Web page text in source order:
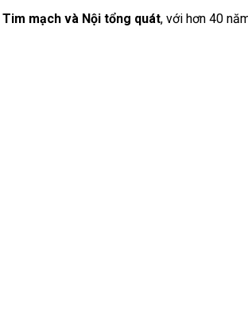
Tim mạch và Nội tổng quát, với hơn 40